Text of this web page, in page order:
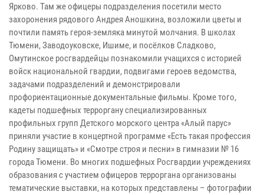
Ярково. Там же офицеры подразделения посетили место
захоронения рядового Андрея Аношкина, возложили цветы и
почтили память героя-земляка минутой молчания. В школах
Тюмени, Заводоуковске, Ишиме, и посёлков Сладково,
Омутинское росгвардейцы познакомили учащихся с историей
войск национальной гвардии, подвигами героев ведомства,
задачами подразделений и демонстрировали
профориентационные документальные фильмы. Кроме того,
кадеты подшефных терроргану специализированных
профильных групп Детского морского центра «Алый парус»
приняли участие в концертной программе «Есть такая профессия
Родину защищать» и «Смотре строя и песни» в гимназии № 16
города Тюмени. Во многих подшефных Росгвардии учреждениях
образования с участием офицеров терроргана организованы
тематические выставки, на которых представлены – фотографии